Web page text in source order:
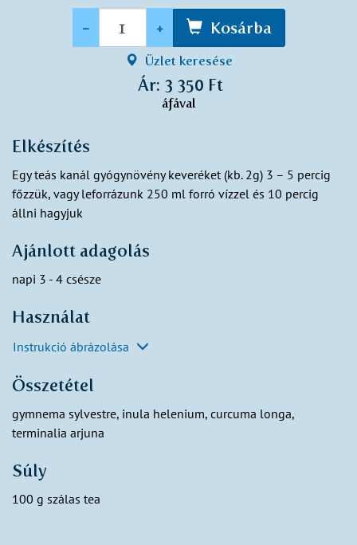
- + Kosárba
Üzlet keresése
Ár: 3 350 Ft
áfával
Elkészítés
Egy teás kanál gyógynövény keveréket (kb. 2g) 3 – 5 percig
főzzük, vagy leforrázunk 250 ml forró vízzel és 10 percig
állni hagyjuk
Ajánlott adagolás
napi 3 - 4 csésze
Használat
Instrukció ábrázolása
Összetétel
gymnema sylvestre, inula helenium, curcuma longa,
terminalia arjuna
Súly
100 g szálas tea